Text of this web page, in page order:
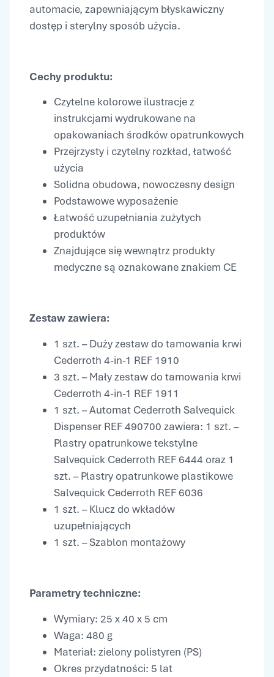
automacie, zapewniającym błyskawiczny
dostęp i sterylny sposób użycia.
Cechy produktu:
Czytelne kolorowe ilustracje z
instrukcjami wydrukowane na
opakowaniach środków opatrunkowych
Przejrzysty i czytelny rozkład, łatwość
użycia
Solidna obudowa, nowoczesny design
Podstawowe wyposażenie
Łatwość uzupełniania zużytych
produktów
Znajdujące się wewnątrz produkty
medyczne są oznakowane znakiem CE
Zestaw zawiera:
1 szt. – Duży zestaw do tamowania krwi
Cederroth 4-in-1 REF 1910
3 szt. – Mały zestaw do tamowania krwi
Cederroth 4-in-1 REF 1911
1 szt. – Automat Cederroth Salvequick
Dispenser REF 490700 zawiera: 1 szt. –
Plastry opatrunkowe tekstylne
Salvequick Cederroth REF 6444 oraz 1
szt. – Plastry opatrunkowe plastikowe
Salvequick Cederroth REF 6036
1 szt. – Klucz do wkładów
uzupełniających
1 szt. – Szablon montażowy
Parametry techniczne:
Wymiary: 25 x 40 x 5 cm
Waga: 480 g
Materiał: zielony polistyren (PS)
Okres przydatności: 5 lat